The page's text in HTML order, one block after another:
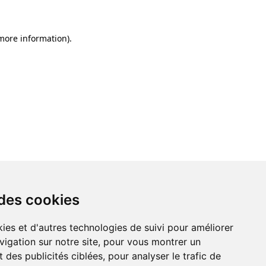
cookies
et d'autres technologies de suivi pour améliorer
sur notre site, pour vous montrer un
des publicités ciblées, pour analyser le trafic de
information).